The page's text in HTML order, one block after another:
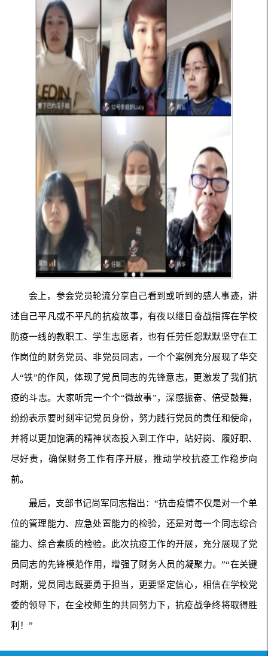
会上，参会党员轮流分享自己看到或听到的感人事迹，讲
述自己平凡或不平凡的抗疫故事，有夜以继日奋战指挥在学校
防疫一线的教职工、学生志愿者，也有任劳任怨默默坚守在工
作岗位的财务党员、非党员同志，一个个案例充分展现了华交
人“铁”的作风，体现了党员同志的先锋意志，更激发了我们抗
疫的斗志。大家听完一个个“微故事”，深感振奋、倍受鼓舞，
纷纷表示要时刻牢记党员身份，努力践行党员的责任和使命，
并将以更加饱满的精神状态投入到工作中，站好岗、履好职、
尽好责，确保财务工作有序开展，推动学校抗疫工作稳步向
前。
最后，支部书记尚军同志指出：“抗击疫情不仅是对一个单
位的管理能力、应急处置能力的检验，还是对每一个同志综合
能力、综合素质的检验。此次抗疫工作的开展，充分展现了党
员同志的先锋模范作用，增强了财务人员的凝聚力。”“在关键
时期，党员同志既要勇于担当，更要坚定信心，相信在学校党
委的领导下，在全校师生的共同努力下，抗疫战争终将取得胜
利！”